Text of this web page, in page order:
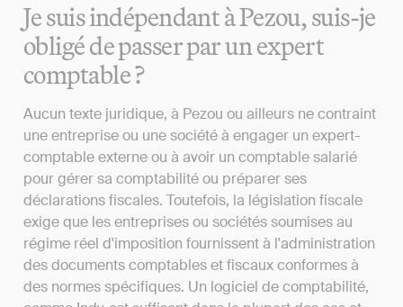
Je suis indépendant à Pezou, suis-je
obligé de passer par un expert
comptable ?
Aucun texte juridique, à Pezou ou ailleurs ne contraint
une entreprise ou une société à engager un expert-
comptable externe ou à avoir un comptable salarié
pour gérer sa comptabilité ou préparer ses
déclarations fiscales. Toutefois, la législation fiscale
exige que les entreprises ou sociétés soumises au
régime réel d'imposition fournissent à l'administration
des documents comptables et fiscaux conformes à
des normes spécifiques. Un logiciel de comptabilité,